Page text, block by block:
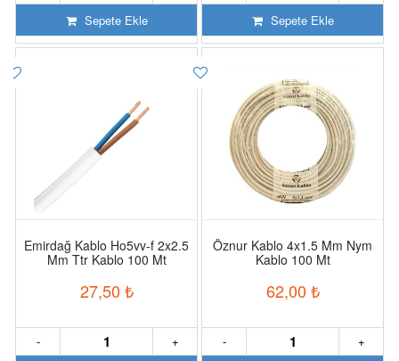
Sepete Ekle
Sepete Ekle
Emirdağ Kablo Ho5vv-f 2x2.5
Mm Ttr Kablo 100 Mt
27,50 ₺
+
-
Öznur Kablo 4x1.5 Mm Nym
Kablo 100 Mt
62,00 ₺
+
-